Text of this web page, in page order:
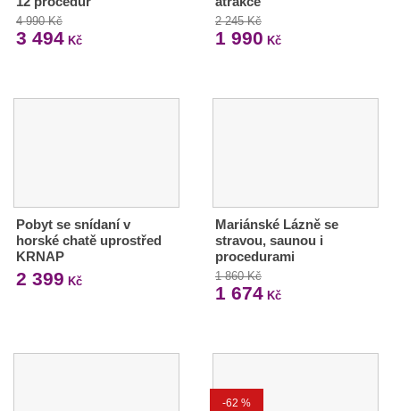
4 990 Kč
3 494 Kč
2 245 Kč
1 990 Kč
Pobyt se snídaní v
horské chatě uprostřed
KRNAP
2 399 Kč
Mariánské Lázně se
stravou, saunou i
procedurami
1 860 Kč
1 674Kč
-62 %